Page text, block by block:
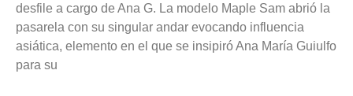
desfile a cargo de Ana G. La modelo Maple Sam abrió la
pasarela con su singular andar evocando influencia
asiática, elemento en el que se insipiró Ana María Guiulfo
para su